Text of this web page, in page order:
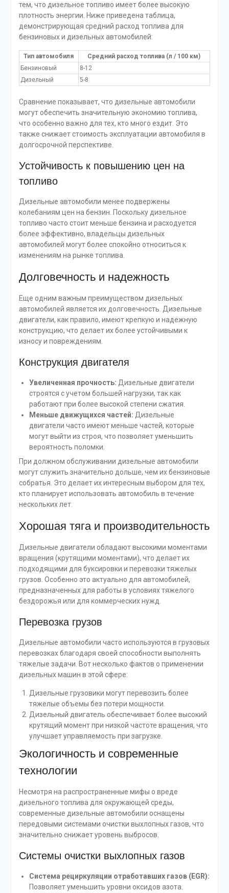
тем, что дизельное топливо имеет более высокую
плотность энергии. Ниже приведена таблица,
демонстрирующая средний расход топлива для
бензиновых и дизельных автомобилей:
Тип автомобиля
Средний расход топлива (л / 100 км)
Бензиновый
8-12
Дизельный
5-8
Сравнение показывает, что дизельные автомобили
могут обеспечить значительную экономию топлива,
что особенно важно для тех, кто много ездит. Это
также снижает стоимость эксплуатации автомобиля в
долгосрочной перспективе.
Устойчивость к повышению цен на
топливо
Дизельные автомобили менее подвержены
колебаниям цен на бензин. Поскольку дизельное
топливо часто стоит меньше бензина и расходуется
более эффективно, владельцы дизельных
автомобилей могут более спокойно относиться к
изменениям на рынке топлива.
Долговечность и надежность
Еще одним важным преимуществом дизельных
автомобилей является их долговечность. Дизельные
двигатели, как правило, имеют крепкую и надежную
конструкцию, что делает их более устойчивыми к
износу и повреждениям.
Конструкция двигателя
Увеличенная прочность: Дизельные двигатели
строятся с учетом большей нагрузки, так как
работают при более высокой степени сжатия.
Меньше движущихся частей: Дизельные
двигатели часто имеют меньше частей, которые
могут выйти из строя, что позволяет уменьшить
вероятность поломки.
При должном обслуживании дизельные автомобили
могут служить значительно дольше, чем их бензиновые
собратья. Это делает их интересным выбором для тех,
кто планирует использовать автомобиль в течение
нескольких лет.
Хорошая тяга и производительность
Дизельные двигатели обладают высокими моментами
вращения (крутящими моментами), что делает их
подходящими для буксировки и перевозки тяжелых
грузов. Особенно это актуально для автомобилей,
предназначенных для работы в условиях тяжелого
бездорожья или для коммерческих нужд.
Перевозка грузов
Дизельные автомобили часто используются в грузовых
перевозках благодаря своей способности выполнять
тяжелые задачи. Вот несколько фактов о применении
дизельных машин в этой сфере:
Дизельные грузовики могут перевозить более
тяжелые объемы без потери мощности.
Дизельный двигатель обеспечивает более высокий
крутящий момент при низкой частоте вращения, что
улучшает управляемость при загрузке.
Экологичность и современные
технологии
Несмотря на распространенные мифы о вреде
дизельного топлива для окружающей среды,
современные дизельные автомобили оснащены
передовыми системами очистки выхлопных газов, что
значительно снижает уровень выбросов.
Системы очистки выхлопных газов
Система рециркуляции отработавших газов (EGR):
Позволяет уменьшить уровни оксидов азота.